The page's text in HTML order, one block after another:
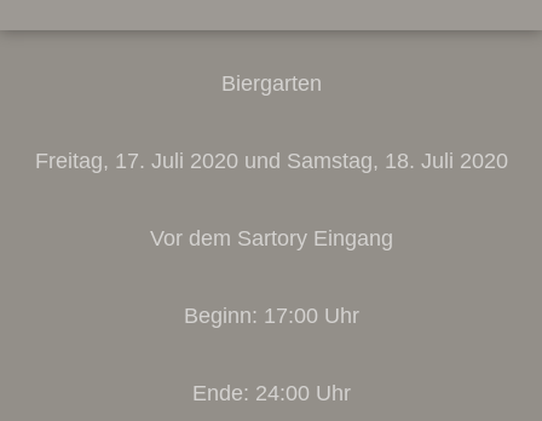
Biergarten
Freitag, 17. Juli 2020 und Samstag, 18. Juli 2020
Vor dem Sartory Eingang
Beginn: 17:00 Uhr
Ende: 24:00 Uhr